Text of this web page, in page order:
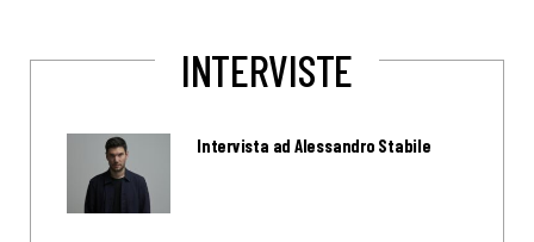
INTERVISTE
Intervista ad Alessandro Stabile